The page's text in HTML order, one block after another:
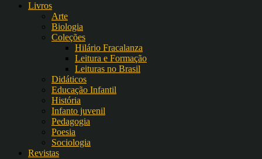
Livros
Arte
Biologia
Coleções
Hilário Fracalanza
Leitura e Formação
Leituras no Brasil
Didáticos
Educação Infantil
História
Infanto juvenil
Pedagogia
Poesia
Sociologia
Revistas